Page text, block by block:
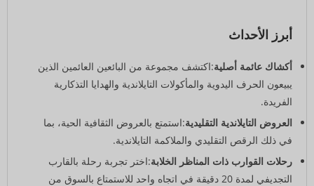
أبرز الأحداث
أكشاك عائمة أصلية:اكتشف مجموعة من البائعين العائمين الذين
يبيعون الحرف اليدوية والمأكولات التايلاندية والهدايا التذكارية
الفريدة.
العروض التايلاندية التقليدية:استمتع بالعروض الثقافية الحية، بما
في ذلك الرقص التقليدي والملاكمة التايلاندية.
رحلات القوارب ذات المناظر الخلابة:اختر تجربة رحلة بالقارب
التجديفي لمدة 20 دقيقة في اتجاه واحد للاستمتاع بالسوق من